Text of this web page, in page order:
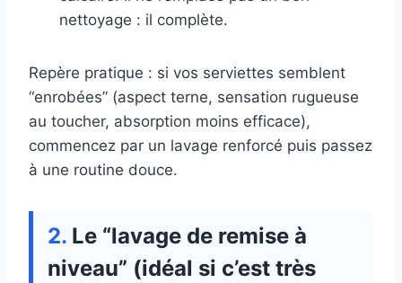
nettoyage : il complète.
Repère pratique : si vos serviettes semblent
“enrobées” (aspect terne, sensation rugueuse
au toucher, absorption moins efficace),
commencez par un lavage renforcé puis passez
à une routine douce.
Le “lavage de remise à
niveau” (idéal si c’est très